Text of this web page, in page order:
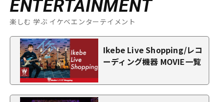
ENTERTAINMENT
楽しむ 学ぶ イケベエンターテイメント
Ikebe Live Shopping/レコ
ーディング機器 MOVIE一覧